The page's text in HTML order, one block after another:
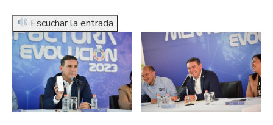
Escuchar la entrada